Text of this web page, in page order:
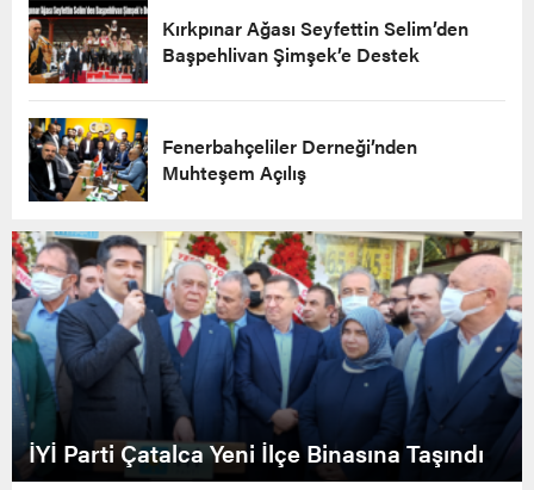
Kırkpınar Ağası Seyfettin Selim’den
Başpehlivan Şimşek’e Destek
Fenerbahçeliler Derneği’nden
Muhteşem Açılış
İYİ Parti Çatalca Yeni İlçe Binasına Taşındı